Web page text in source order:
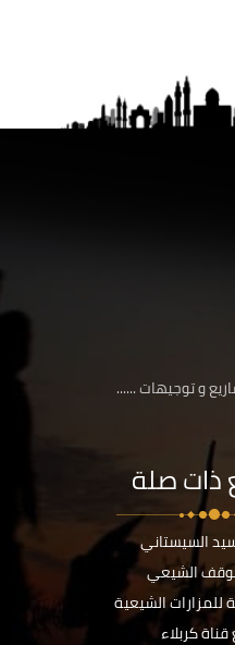
و توجيهات ......
ذات صلة
السيستاني
الشيعي
للمزارات الشيعية
كربلاء